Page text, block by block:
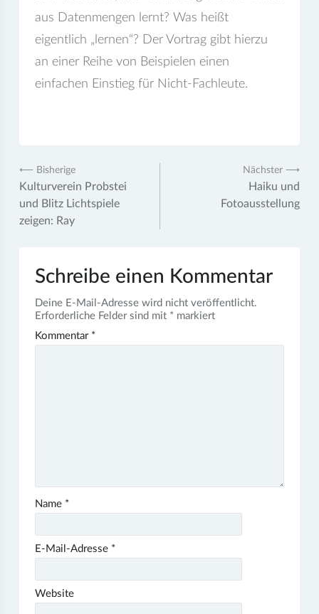
aus Datenmengen lernt? Was heißt
eigentlich „lernen“? Der Vortrag gibt hierzu
an einer Reihe von Beispielen einen
einfachen Einstieg für Nicht-Fachleute.
Beitragsnavigation
⟵ Bisherige
Kulturverein Probstei
und Blitz Lichtspiele
zeigen: Ray
Nächster ⟶
Haiku und
Fotoausstellung
Schreibe einen Kommentar
Deine E-Mail-Adresse wird nicht veröffentlicht.
Erforderliche Felder sind mit * markiert
Kommentar *
Name *
E-Mail-Adresse *
Website